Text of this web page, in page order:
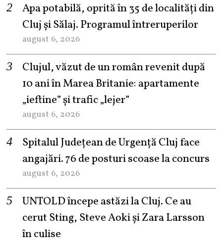
Apa potabilă, oprită în 35 de localități din
Cluj și Sălaj. Programul întreruperilor
august 6, 2026
Clujul, văzut de un român revenit după
10 ani în Marea Britanie: apartamente
„ieftine” și trafic „lejer”
august 6, 2026
Spitalul Județean de Urgență Cluj face
angajări. 76 de posturi scoase la concurs
august 6, 2026
UNTOLD începe astăzi la Cluj. Ce au
cerut Sting, Steve Aoki și Zara Larsson
în culise